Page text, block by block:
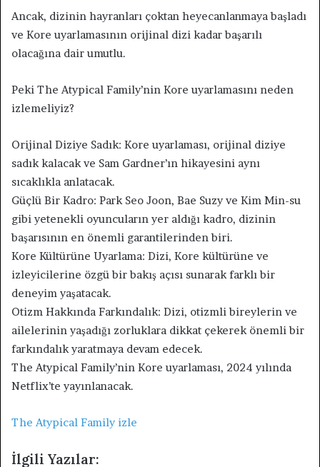
Ancak, dizinin hayranları çoktan heyecanlanmaya başladı
ve Kore uyarlamasının orijinal dizi kadar başarılı
olacağına dair umutlu.
Peki The Atypical Family’nin Kore uyarlamasını neden
izlemeliyiz?
Orijinal Diziye Sadık: Kore uyarlaması, orijinal diziye
sadık kalacak ve Sam Gardner’ın hikayesini aynı
sıcaklıkla anlatacak.
Güçlü Bir Kadro: Park Seo Joon, Bae Suzy ve Kim Min-su
gibi yetenekli oyuncuların yer aldığı kadro, dizinin
başarısının en önemli garantilerinden biri.
Kore Kültürüne Uyarlama: Dizi, Kore kültürüne ve
izleyicilerine özgü bir bakış açısı sunarak farklı bir
deneyim yaşatacak.
Otizm Hakkında Farkındalık: Dizi, otizmli bireylerin ve
ailelerinin yaşadığı zorluklara dikkat çekerek önemli bir
farkındalık yaratmaya devam edecek.
The Atypical Family’nin Kore uyarlaması, 2024 yılında
Netflix’te yayınlanacak.
The Atypical Family izle
İlgili Yazılar: